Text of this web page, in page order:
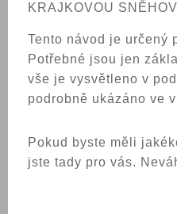
KRAJKOVOU
Tento návod je určený
Potřebné jsou jen
vše je vysvětleno v
podrobně ukázáno ve
Pokud byste měli
jste tady pro vás.